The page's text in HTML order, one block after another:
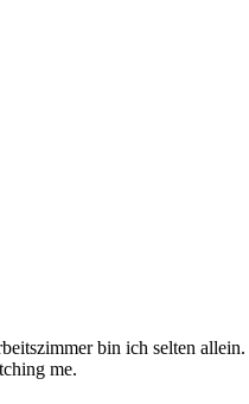
bin ich selten
me.